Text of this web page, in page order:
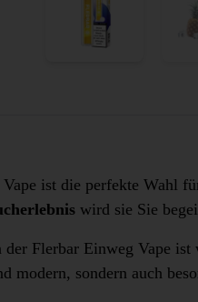
ist die perfekte Wahl
wird sie Sie
der Flerbar Einweg Vape
modern, sondern auch